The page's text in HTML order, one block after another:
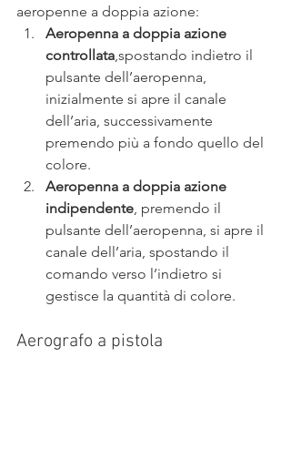
aeropenne a doppia azione:
Aeropenna a doppia azione
controllata,spostando indietro il
pulsante dell’aeropenna,
inizialmente si apre il canale
dell’aria, successivamente
premendo più a fondo quello del
colore.
Aeropenna a doppia azione
indipendente, premendo il
pulsante dell’aeropenna, si apre il
canale dell’aria, spostando il
comando verso l’indietro si
gestisce la quantità di colore.
Aerografo a pistola